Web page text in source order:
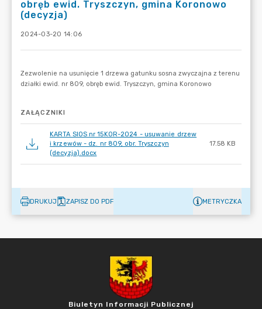
obręb ewid. Tryszczyn, gmina Koronowo
(decyzja)
2024-03-20 14:06
ZAŁĄCZNIKI
KARTA SIOS nr 15KOR-2024 - usuwanie drzew
i krzewów - dz. nr 809, obr. Tryszczyn
(decyzja).docx
17.58 KB
DRUKUJ ZAPISZ DO PDF METRYCZKA
Biuletyn Informacji Publicznej